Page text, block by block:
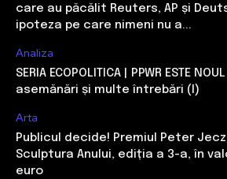
care au păcălit Reuters, AP și
ipoteza pe care nimeni nu a...
Analiza
SERIA ECOPOLITICA | PPWR ESTE
asemănări și multe întrebări (I)
Arta
Publicul decide! Premiul Peter
Sculptura Anului, ediția a 3-a, în
euro